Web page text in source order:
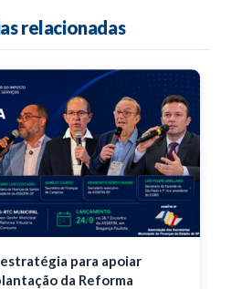
relacionadas
estratégia para apoiar
da Reforma